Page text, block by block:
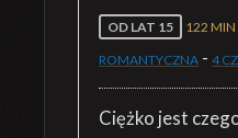
OD LAT 15 122 MIN
ROMANTYCZNA - 4
Ciężko jest